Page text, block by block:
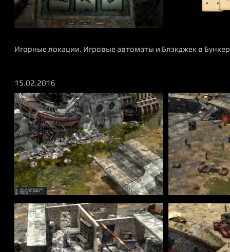
Игорные локации. Игровые автоматы и Блэкджек в
15.02.2016